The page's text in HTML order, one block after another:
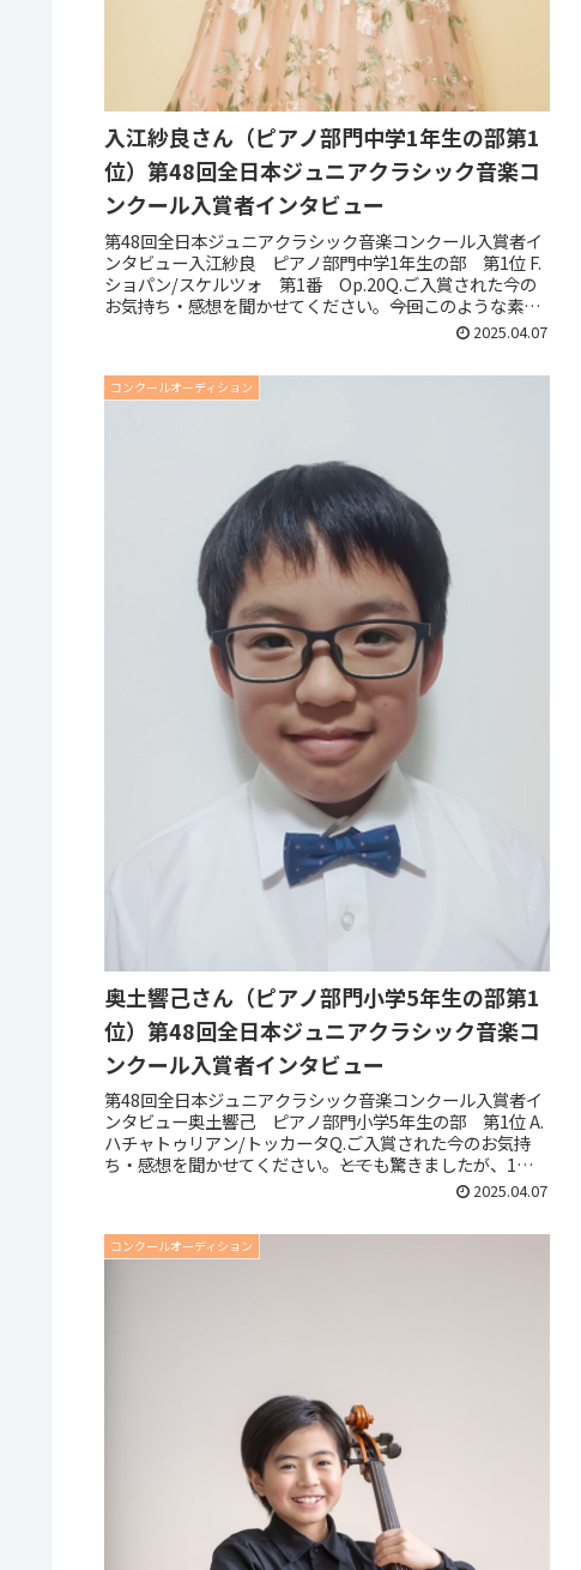
入江紗良さん（ピアノ部門中学1年生の部第1
位）第48回全日本ジュニアクラシック音楽コ
ンクール入賞者インタビュー
第48回全日本ジュニアクラシック音楽コンクール入賞者イ
ンタビュー入江紗良 ピアノ部門中学1年生の部 第1位 F.
ショパン/スケルツォ 第1番 Op.20Q.ご入賞された今の
お気持ち・感想を聞かせてください。――今回このような素晴
2025.04.07
コンクールオーディション
奥土響己さん（ピアノ部門小学5年生の部第1
位）第48回全日本ジュニアクラシック音楽コ
ンクール入賞者インタビュー
第48回全日本ジュニアクラシック音楽コンクール入賞者イ
ンタビュー奥土響己 ピアノ部門小学5年生の部 第1位 A.
ハチャトゥリアン/トッカータQ.ご入賞された今のお気持
ち・感想を聞かせてください。――とても驚きましたが、1年間
2025.04.07
コンクールオーディション